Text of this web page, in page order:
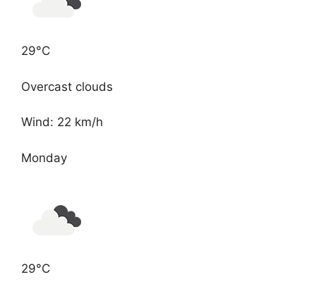
29°C
Overcast clouds
Wind: 22 km/h
Monday
29°C